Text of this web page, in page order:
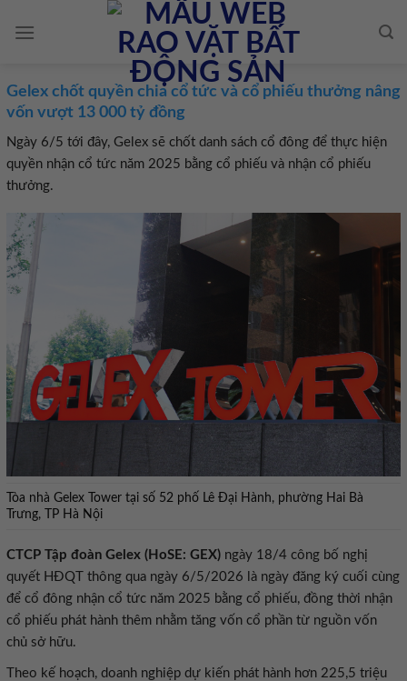
Gelex chốt quyền chia cổ tức và cổ phiếu thưởng nâng
vốn vượt 13 000 tỷ đồng
Ngày 6/5 tới đây, Gelex sẽ chốt danh sách cổ đông để thực hiện
quyền nhận cổ tức năm 2025 bằng cổ phiếu và nhận cổ phiếu
thưởng.
Tòa nhà Gelex Tower tại số 52 phố Lê Đại Hành, phường Hai Bà
Trưng, TP Hà Nội
CTCP Tập đoàn Gelex (HoSE: GEX) ngày 18/4 công bố nghị
quyết HĐQT thông qua ngày 6/5/2026 là ngày đăng ký cuối cùng
để cổ đông nhận cổ tức năm 2025 bằng cổ phiếu, đồng thời nhận
cổ phiếu phát hành thêm nhằm tăng vốn cổ phần từ nguồn vốn
chủ sở hữu.
Theo kế hoạch, doanh nghiệp dự kiến phát hành hơn 225,5 triệu